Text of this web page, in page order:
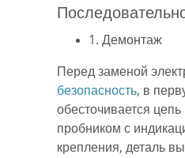
1. Демонтаж
Перед заменой
безопасность, в
обесточивается
пробником с
крепления, деталь